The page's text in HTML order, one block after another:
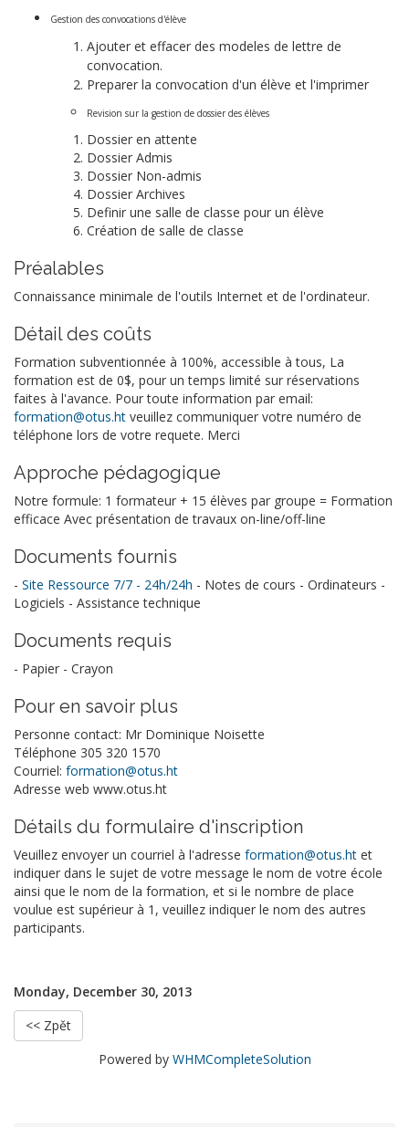
Gestion des convocations d'élève
Ajouter et effacer des modeles de lettre de
convocation.
Preparer la convocation d'un élève et l'imprimer
Revision sur la gestion de dossier des élèves
Dossier en attente
Dossier Admis
Dossier Non-admis
Dossier Archives
Definir une salle de classe pour un élève
Création de salle de classe
Préalables
Connaissance minimale de l'outils Internet et de l'ordinateur.
Détail des coûts
Formation subventionnée à 100%, accessible à tous, La
formation est de 0$, pour un temps limité sur réservations
faites à l'avance. Pour toute information par email:
formation@otus.ht veuillez communiquer votre numéro de
téléphone lors de votre requete. Merci
Approche pédagogique
Notre formule: 1 formateur + 15 élèves par groupe = Formation
efficace Avec présentation de travaux on-line/off-line
Documents fournis
- Site Ressource 7/7 - 24h/24h - Notes de cours - Ordinateurs -
Logiciels - Assistance technique
Documents requis
- Papier - Crayon
Pour en savoir plus
Personne contact: Mr Dominique Noisette
Téléphone 305 320 1570
Courriel: formation@otus.ht
Adresse web www.otus.ht
Détails du formulaire d'inscription
Veuillez envoyer un courriel à l'adresse formation@otus.ht et
indiquer dans le sujet de votre message le nom de votre école
ainsi que le nom de la formation, et si le nombre de place
voulue est supérieur à 1, veuillez indiquer le nom des autres
participants.
Monday, December 30, 2013
<< Zpět
Powered by WHMCompleteSolution